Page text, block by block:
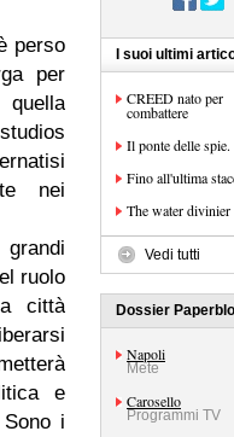
perso
per
nei
ruolo
città
e
i
I suoi ultimi
CREED nato per
combattere
Il ponte delle spie.
Fino all'ultima
The water divinier
Vedi tutti
Dossier
Napoli
Mete
Carosello
Programmi TV